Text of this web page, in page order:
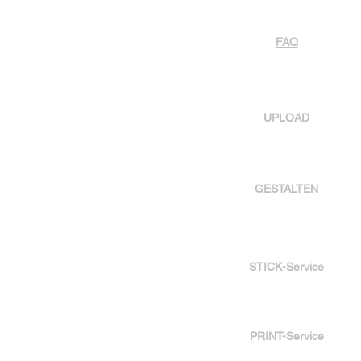
FAQ
UPLOAD
GESTALTEN
STICK-Service
PRINT-Service